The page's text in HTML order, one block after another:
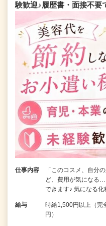
験歓迎♪履歴書・面接不要
仕事内容
「このコスメ、自分
ど、費用が気になる
できます♪ 気になる
給与
時給1,500円以上（完
円）